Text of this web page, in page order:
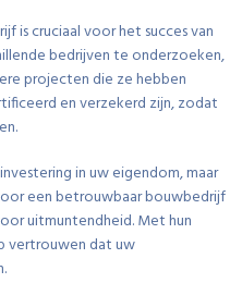
is cruciaal voor het succes van
bedrijven te onderzoeken,
projecten die ze hebben
en verzekerd zijn, zodat
in uw eigendom, maar
een betrouwbaar bouwbedrijf
uitmuntendheid. Met hun
vertrouwen dat uw